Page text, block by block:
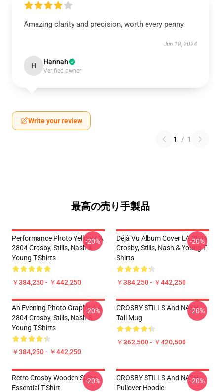
Amazing clarity and precision, worth every penny.
Jun 18, 2024
H Hannah
Verified owner
Write your review
1 / 1
最高の売り手製品
Performance Photo Yellow LA
2804 Crosby, Stills, Nash &
Young T-Shirts
￥384,250 - ￥442,250
-20%
Déjà Vu Album Cover LA 2804
Crosby, Stills, Nash & Young T-
Shirts
￥384,250 - ￥442,250
-20%
An Evening Photo Graphic LA
2804 Crosby, Stills, Nash &
Young T-Shirts
￥384,250 - ￥442,250
-20%
CROSBY STiLLS And NASH
Tall Mug
￥362,500 - ￥420,500
-20%
Retro Crosby Wooden Ships
Essential T-Shirt
-20%
CROSBY STiLLS And NASH
Pullover Hoodie
-20%